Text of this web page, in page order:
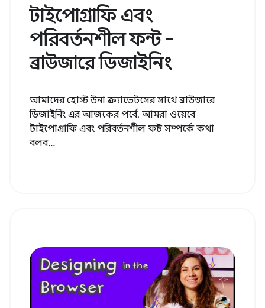
টাইপোগ্রাফি এবং
পরিবর্তনশীল ফন্ট -
ব্রাউজারে ডিজাইনিং
আমাদের হোস্ট উনা ক্র্যাভেটসের সাথে ব্রাউজারে
ডিজাইনিং এর আজকের পর্বে, আমরা ওয়েবে
টাইপোগ্রাফি এবং পরিবর্তনশীল ফন্ট সম্পর্কে কথা
বলব...